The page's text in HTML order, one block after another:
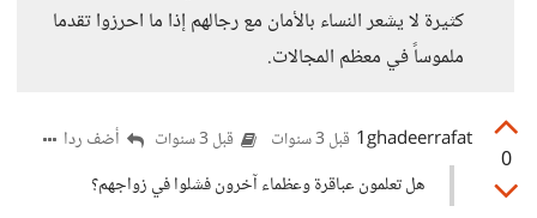
كثيرة لا يشعر النساء بالأمان مع رجالهم إذا ما احرزوا تقدما
ملموساً في معظم المجالات.
0
1ghadeerrafat قبل 3 سنوات قبل 3 سنوات
أضف ردا
هل تعلمون عباقرة وعظماء آخرون فشلوا في زواجهم؟